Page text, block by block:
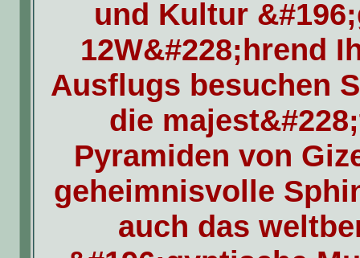
und Kultur
12W&#228;hrend
Ausflugs besuchen
die
Pyramiden von
geheimnisvolle
auch das